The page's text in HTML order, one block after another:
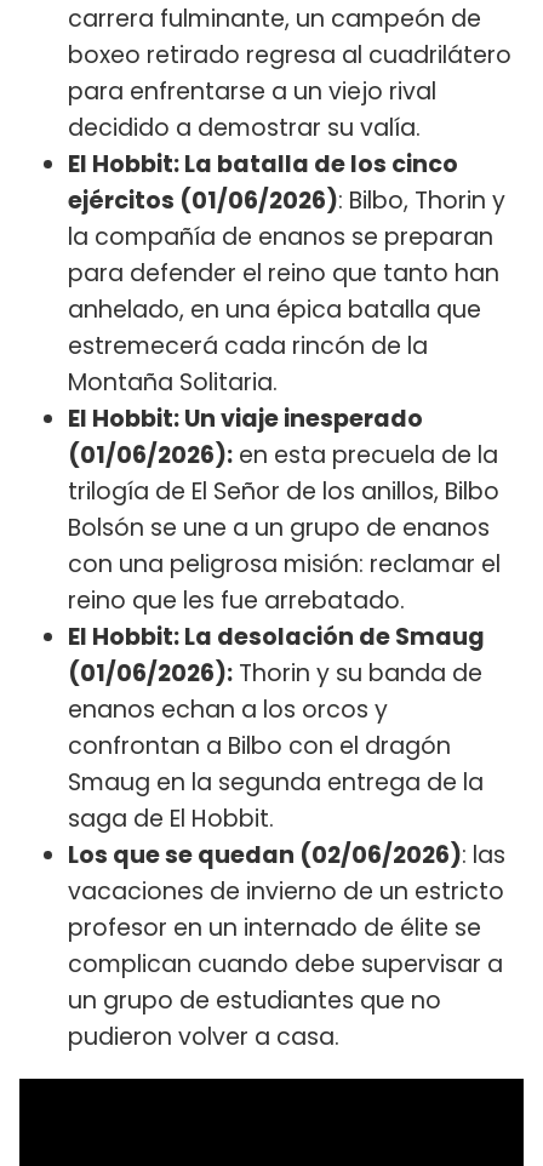
carrera fulminante, un campeón de
boxeo retirado regresa al cuadrilátero
para enfrentarse a un viejo rival
decidido a demostrar su valía.
El Hobbit: La batalla de los cinco
ejércitos (01/06/2026): Bilbo, Thorin y
la compañía de enanos se preparan
para defender el reino que tanto han
anhelado, en una épica batalla que
estremecerá cada rincón de la
Montaña Solitaria.
El Hobbit: Un viaje inesperado
(01/06/2026): en esta precuela de la
trilogía de El Señor de los anillos, Bilbo
Bolsón se une a un grupo de enanos
con una peligrosa misión: reclamar el
reino que les fue arrebatado.
El Hobbit: La desolación de Smaug
(01/06/2026): Thorin y su banda de
enanos echan a los orcos y
confrontan a Bilbo con el dragón
Smaug en la segunda entrega de la
saga de El Hobbit.
Los que se quedan (02/06/2026): las
vacaciones de invierno de un estricto
profesor en un internado de élite se
complican cuando debe supervisar a
un grupo de estudiantes que no
pudieron volver a casa.